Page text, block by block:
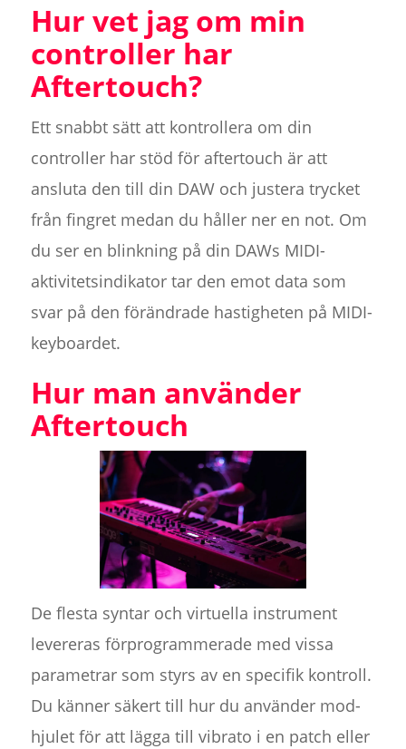
Hur vet jag om min
controller har
Aftertouch?
Ett snabbt sätt att kontrollera om din
controller har stöd för aftertouch är att
ansluta den till din DAW och justera trycket
från fingret medan du håller ner en not. Om
du ser en blinkning på din DAWs MIDI-
aktivitetsindikator tar den emot data som
svar på den förändrade hastigheten på MIDI-
keyboardet.
Hur man använder
Aftertouch
De flesta syntar och virtuella instrument
levereras förprogrammerade med vissa
parametrar som styrs av en specifik kontroll.
Du känner säkert till hur du använder mod-
hjulet för att lägga till vibrato i en patch eller